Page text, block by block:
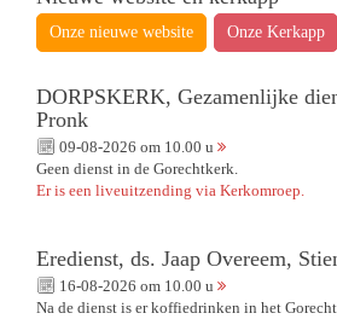
Onze nieuwe website Onze Kerkapp
DORPSKERK, Gezamenlijke
Pronk
09-08-2026 om 10.00 u
Geen dienst in de Gorechtkerk.
Er is een liveuitzending via Kerkomroep.
Eredienst, ds. Jaap Overeem,
16-08-2026 om 10.00 u
Na de dienst is er koffiedrinken in het